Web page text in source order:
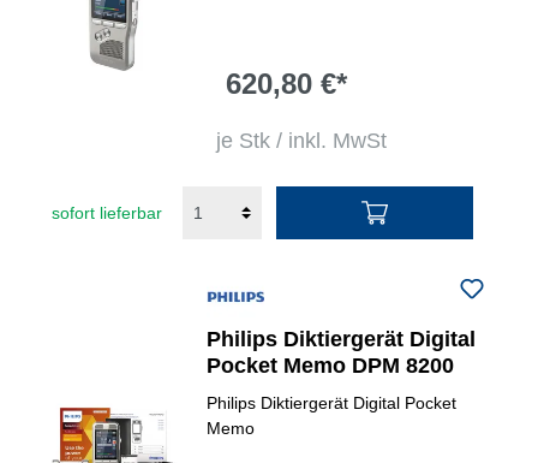
620,80 €*
je Stk / inkl. MwSt
sofort lieferbar
Philips Diktiergerät Digital
Pocket Memo DPM 8200
Philips Diktiergerät Digital Pocket
Memo